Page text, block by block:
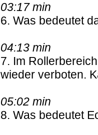
03:17 min
6. Was bedeutet
04:13 min
7. Im
wieder verboten.
05:02 min
8. Was bedeutet